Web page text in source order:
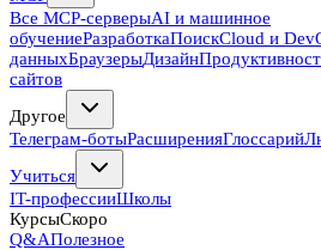
Все MCP-серверыAI и машинное
обучениеРазработкаПоискCloud и
данныхБраузерыДизайн
сайтов
Другое
Телеграм-ботыРасширенияГлоссарий
Учиться
IT-профессииШколы
КурсыСкоро
Q&AПолезное